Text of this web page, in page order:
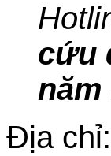
cứu
Địa